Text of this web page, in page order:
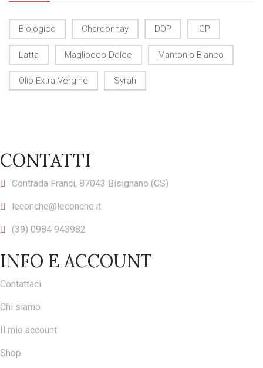
Biologico Chardonnay DOP IGP
Latta Magliocco Dolce Mantonio Bianco
Olio Extra Vergine Syrah
CONTATTI
Contrada Franci, 87043 Bisignano (CS)
leconche@leconche.it
(39) 0984 943982
INFO E ACCOUNT
Contattaci
Chi siamo
Il mio account
Shop